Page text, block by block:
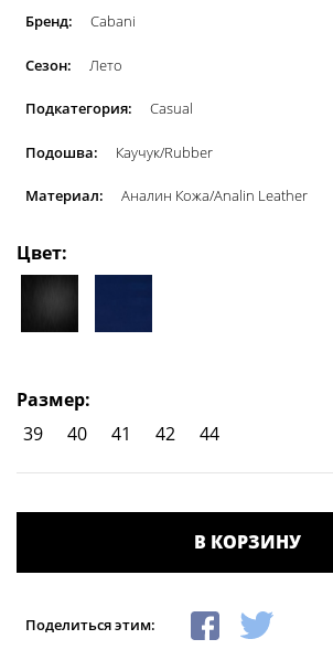
Бренд: Cabani
Сезон: Лето
Подкатегория: Casual
Подошва: Каучук/Rubber
Материал: Аналин Кожа/Analin Leather
Цвет:
Размер:
39
40 41 42 44
В КОРЗИНУ
Поделиться этим: